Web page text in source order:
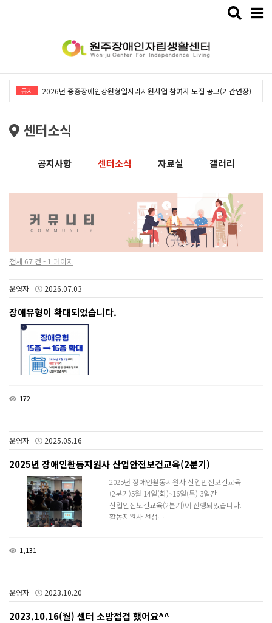
Toggle
공지 2026년 중증장애인강원형일자리지원사업 참여자 모집 공고(기간연장)
2026년 원주장애인자립생활센터 사회복지사 채용공고
2026년 중증장애인동료상담사업 동료상담가 모집공고
2026년 중증장애인강원형일자리지원사업 참여자 모집 공고(기간연장)
2026년 원주장애인자립생활센터 사회복지사 채용공고
2026년 중증장애인동료상담사업 동료상담가 모집공고
2026년 중증장애인강원형일자리사업 참여자 모집 공고
센터소식
공지사항 센터소식 자료실 갤러리
전체 67 건 - 1 페이지
운영자 2026.07.03
장애유형이 확대되었습니다.
172
운영자 2025.05.16
2025년 장애인활동지원사 산업안전보건교육(2분기)
2025년 장애인활동지원사 산업안전보건교육
(2분기)5월 14일(화)~16일(목) 3일간
산업안전보건교육(2분기)이 진행되었습니다.
활동지원사 선생…
1,131
운영자 2023.10.20
2023.10.16(월) 센터 소방점검 했어요^^